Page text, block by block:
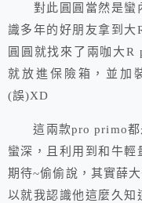
對此圓圓當然是蠻
識多年的好朋友拿到
圓圓就找來了兩咖大R
就放進保險箱，並加
(誤)XD
這兩款pro primo都
蠻深，且利用到和牛輕
期待~偷偷說，其實薛
以就我認識他這麼久知